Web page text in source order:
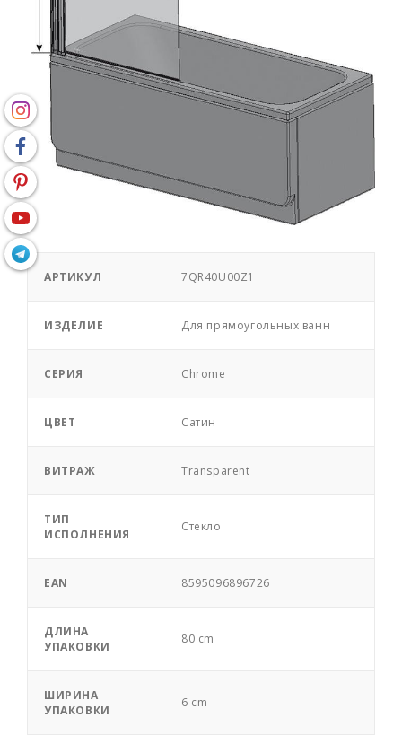
АРТИКУЛ 7QR40U00Z1
ИЗДЕЛИЕ Для прямоугольных ванн
СЕРИЯ Chrome
ЦВЕТ Сатин
ВИТРАЖ Transparent
ТИП
ИСПОЛНЕНИЯ
Стекло
EAN 8595096896726
ДЛИНА
УПАКОВКИ
80 cm
ШИРИНА
УПАКОВКИ
6 cm